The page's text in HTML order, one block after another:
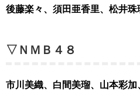
後藤楽々、須田亜香里、松井珠
▽ＮＭＢ４８
市川美織、白間美瑠、山本彩